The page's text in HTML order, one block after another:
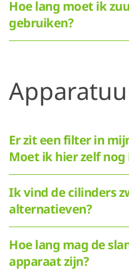
Hoe lang moet ik
gebruiken?
Er zit een filter in
Moet ik hier zelf nog
Ik vind de cilinders
alternatieven?
Hoe lang mag de
apparaat zijn?